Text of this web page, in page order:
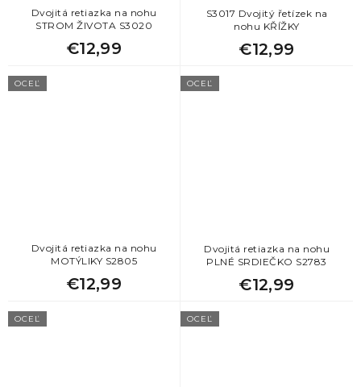
Dvojitá retiazka na nohu
STROM ŽIVOTA S3020
€12,99
S3017 Dvojitý řetízek na
nohu KŘÍŽKY
€12,99
OCEĽ
Dvojitá retiazka na nohu
MOTÝLIKY S2805
€12,99
OCEĽ
Dvojitá retiazka na nohu
PLNÉ SRDIEČKO S2783
€12,99
OCEĽ OCEĽ